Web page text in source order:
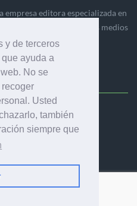
y de terceros
ayuda a
No se
Usted
también
siempre que
empresa editora especializada en
que engloba diversos medios
mercado gráfico, la
(España)